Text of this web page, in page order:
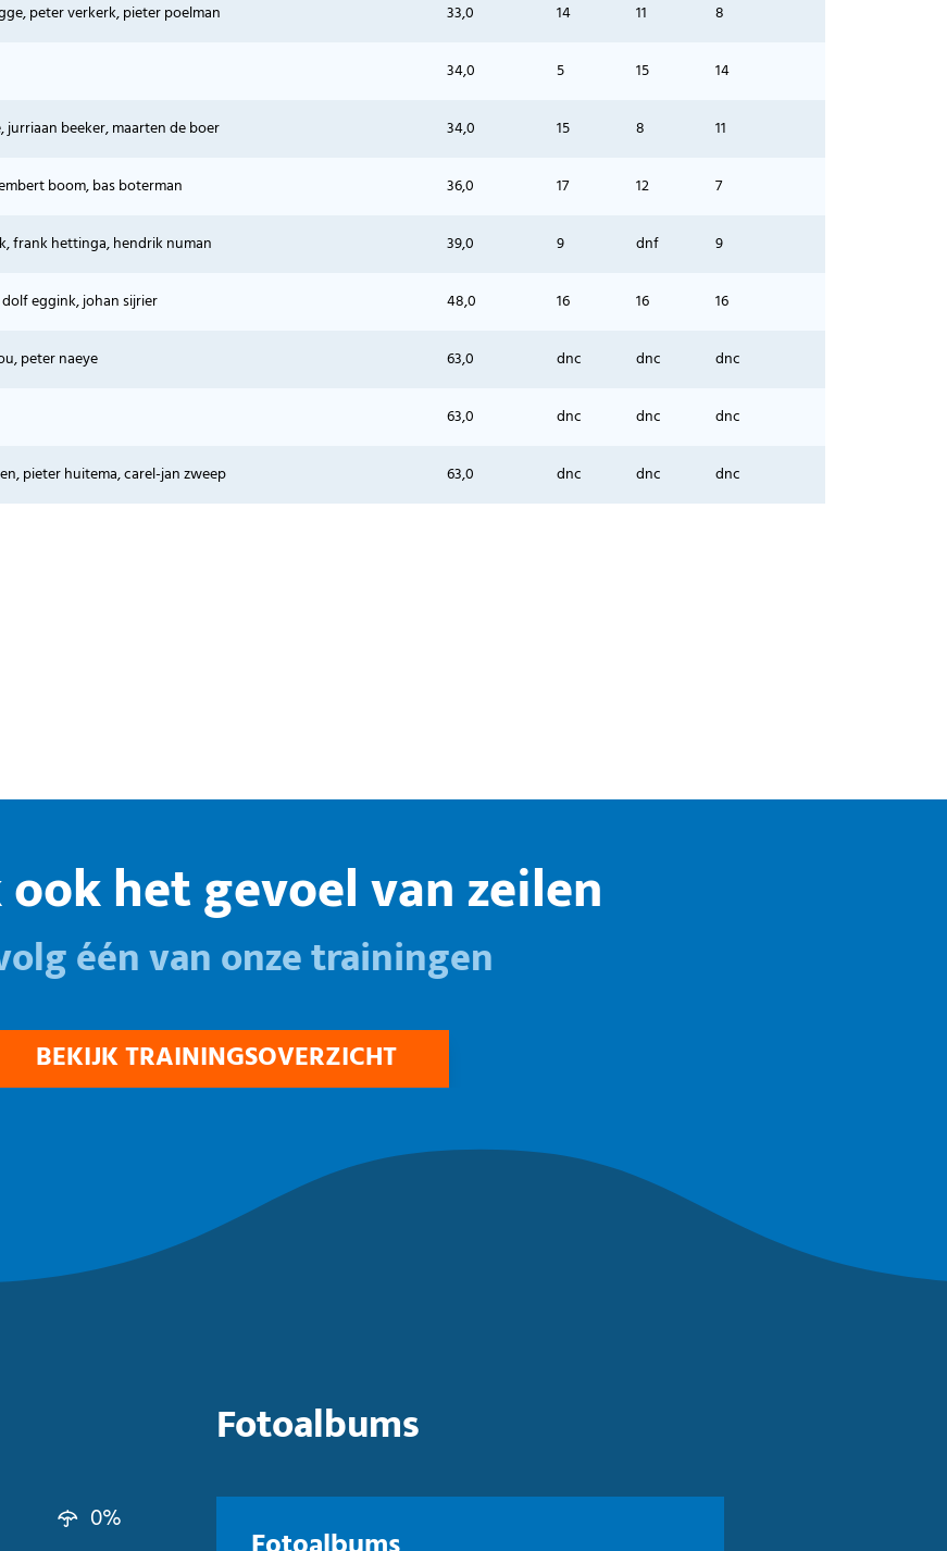
peter verkerk, pieter poelman 33,0 14 11 8
34,0 5 15 14
beeker, maarten de boer 34,0 15 8 11
boom, bas boterman 36,0 17 12 7
frank hettinga, hendrik numan 39,0 9 dnf 9
eggink, johan sijrier 48,0 16 16 16
peter naeye 63,0 dnc dnc dnc
63,0 dnc dnc dnc
pieter huitema, carel-jan zweep 63,0 dnc dnc dnc
het gevoel van zeilen
één van onze trainingen
BEKIJK TRAININGSOVERZICHT
0%
Fotoalbums